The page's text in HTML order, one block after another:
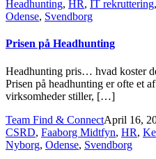
Headhunting, HR, IT rekruttering,
Odense, Svendborg
Prisen på Headhunting
Headhunting pris… hvad koster
Prisen på headhunting er ofte et
virksomheder stiller, […]
Team Find & ConnectApril 16,
CSRD, Faaborg Midtfyn, HR,
Nyborg, Odense, Svendborg